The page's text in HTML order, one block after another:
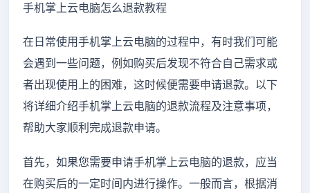
手机掌上云电脑怎么退款教程
在日常使用手机掌上云电脑的过程中，有时我们可能
会遇到一些问题，例如购买后发现不符合自己需求或
者出现使用上的困难，这时候便需要申请退款。以下
将详细介绍手机掌上云电脑的退款流程及注意事项，
帮助大家顺利完成退款申请。
首先，如果您需要申请手机掌上云电脑的退款，应当
在购买后的一定时间内进行操作。一般而言，根据消